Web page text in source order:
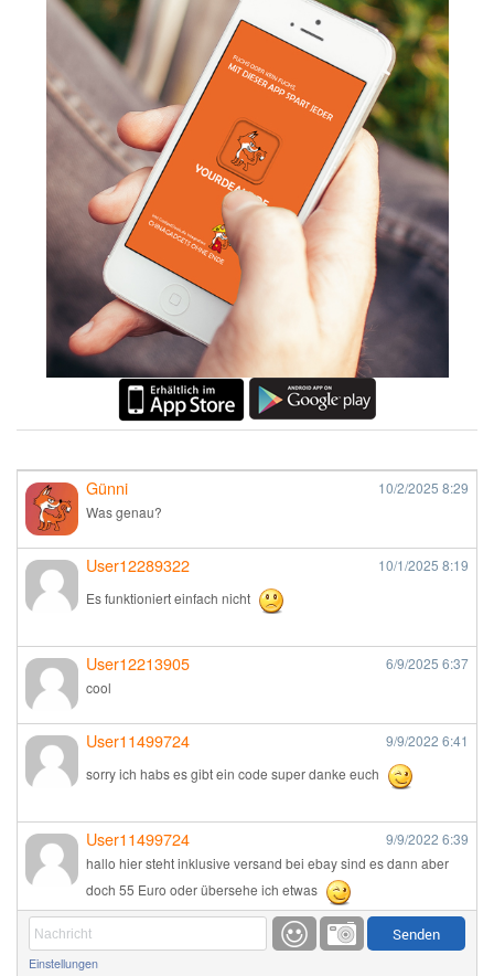
Günni 10/2/2025 8:29
Was genau?
User12289322 10/1/2025 8:19
Es funktioniert einfach nicht
User12213905 6/9/2025 6:37
cool
User11499724 9/9/2022 6:41
sorry ich habs es gibt ein code super danke euch
User11499724 9/9/2022 6:39
hallo hier steht inklusive versand bei ebay sind es dann aber
doch 55 Euro oder übersehe ich etwas
Günni 9/1/20226:17
Einstellungen